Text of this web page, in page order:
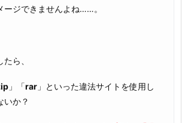
ージできませんよね……。
ら、
」「rar 」といった違法サイトを使用し
いか？